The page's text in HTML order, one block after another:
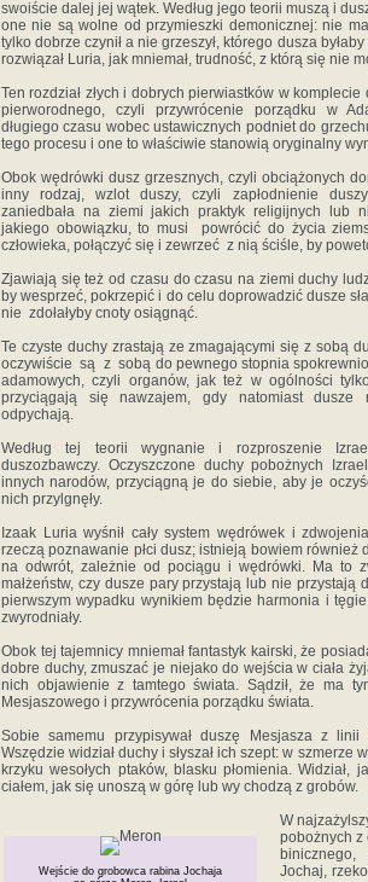
‎swoiście‎ ‎dalej‎ ‎jej‎ ‎wątek.‎ ‎Według‎ ‎jego‎ ‎teorii muszą‎ ‎i‎
‎one‎ ‎nie‎ ‎są wolne‎ ‎od‎ ‎przymieszki‎ ‎demonicznej:‎ ‎nie
‎tylko‎ ‎dobrze‎ ‎czynił‎ ‎a‎ ‎nie‎ ‎grzeszył,‎ ‎którego‎ ‎dusza
‎rozwiązał‎ ‎Luria, jak‎ ‎mniemał,‎ ‎trudność,‎ ‎z‎ ‎którą‎ ‎się‎ ‎nie‎
Ten‎ ‎rozdział‎ ‎złych‎ ‎i‎ ‎dobrych‎ ‎pierwiastków‎ ‎w‎
‎pierworodnego,‎ ‎czyli przywrócenie‎ ‎porządku‎ ‎w‎
długiego‎ ‎czasu‎ ‎wobec‎ ‎ustawicznych‎ ‎podniet‎ ‎do‎
‎tego‎ ‎procesu‎ ‎i‎ ‎one‎ ‎to‎ ‎właściwie stanowią‎ ‎oryginalny‎
Obok‎ ‎wędrówki‎ ‎dusz grzesznych,‎ ‎czyli‎ ‎obciążonych‎
‎inny‎ ‎rodzaj,‎ ‎wzlot‎ ‎duszy,‎ ‎czyli‎ ‎zapłodnienie‎
‎zaniedbała‎ ‎na‎ ‎ziemi‎ ‎jakich‎ ‎praktyk‎ ‎religijnych‎ ‎lub‎
‎jakiego obowiązku,‎ ‎to‎ ‎musi ‎ ‎powrócić‎ ‎do‎ ‎życia‎
‎człowieka,‎ ‎połączyć‎ ‎się‎ ‎i‎ ‎zewrzeć‎ ‎z‎ ‎nią‎ ‎ściśle, by‎
Zjawiają‎ ‎się‎ ‎też‎ ‎od‎ ‎czasu‎ ‎do czasu‎ ‎na‎ ‎ziemi‎ ‎duchy‎
by‎ ‎wesprzeć,‎ ‎pokrzepić‎ ‎i‎ ‎do‎ ‎celu‎ ‎doprowadzić‎ ‎dusze‎
‎nie‎ ‎zdołałyby‎ ‎cnoty‎ ‎osiągnąć.
Te‎ ‎czyste‎ ‎duchy‎ ‎zrastają‎ ‎ze‎ ‎zmagającymi‎ ‎się‎ ‎z‎ ‎sobą‎
oczywiście‎ ‎ są‎ ‎ z‎ ‎ sobą‎ ‎do‎ ‎pewnego stopnia‎
‎adamowych,‎ ‎czyli‎ ‎organów,‎ ‎jak‎ ‎też‎ ‎w‎ ‎ogólności‎
‎przyciągają‎ ‎się‎ ‎nawzajem,‎ ‎gdy‎ ‎natomiast dusze‎
‎odpychają.‎ ‎
Według‎ ‎tej teorii‎ ‎wygnanie‎ ‎i‎ ‎rozproszenie‎
‎duszozbawczy.‎ ‎Oczyszczone‎ ‎duchy‎ ‎pobożnych‎
‎innych‎ ‎narodów,‎ ‎przyciągną‎ ‎je‎ ‎do siebie,‎ ‎aby‎ ‎je‎
‎nich przylgnęły.
Izaak‎ ‎Lur‎ia‎ ‎wyśnił‎ ‎cały‎ ‎system‎ ‎wędrówek‎ ‎i‎
‎rzeczą‎ ‎poznawanie‎ ‎płci‎ ‎dusz; istnieją‎ ‎bowiem‎ ‎również‎
‎na‎ ‎odwrót,‎ ‎zależnie‎ ‎od‎ ‎pociągu‎ ‎i‎ ‎wędrówki.‎ ‎Ma‎ ‎to‎
‎małżeństw,‎ ‎czy‎ ‎dusze‎ ‎pary‎ ‎przystają‎ ‎lub‎ ‎nie‎
pierwszym‎ ‎wypadku‎ ‎wynikiem‎ ‎będzie‎ ‎harm‎on‎‎ia‎ ‎i‎
‎zwyrodniały.‎ ‎
Obok‎ ‎tej‎ ‎tajemnicy‎ ‎mniemał‎ ‎fantastyk‎ ‎kairski,‎ ‎że‎
‎dobre‎ ‎duchy,‎ ‎zmuszać‎ ‎je‎ ‎niejako‎ ‎do‎ ‎wejścia w‎ ‎ciała‎
‎nich‎ ‎objawienie‎ ‎z‎ ‎tamtego‎ ‎świata.‎ ‎Sądził,‎ ‎że‎ ‎ma‎
‎Mesjaszowego‎ ‎i‎ ‎przywrócenia‎ ‎porządku‎ ‎świata.‎ ‎
Sobie‎ ‎samemu‎ ‎przypisywał‎ ‎duszę‎ ‎Mesjasza‎ ‎z‎ ‎linii‎
‎Wszędzie‎ ‎widział‎ ‎duchy‎ ‎i‎ ‎słyszał‎ ‎ich szept:‎ ‎w‎ ‎szmerze‎
‎krzyku‎ ‎wesołych‎ ‎ptaków,‎ ‎blasku‎ ‎płomienia.‎
‎ciałem,‎ ‎jak‎ ‎się‎ ‎unoszą‎ ‎w‎ ‎górę‎ ‎lub‎ ‎wy chodzą‎ ‎z‎ ‎grobów.‎ ‎
Wejście do grobowca rabina Jochaja
W‎
‎pobożnych‎ ‎z‎
Jochaj,‎